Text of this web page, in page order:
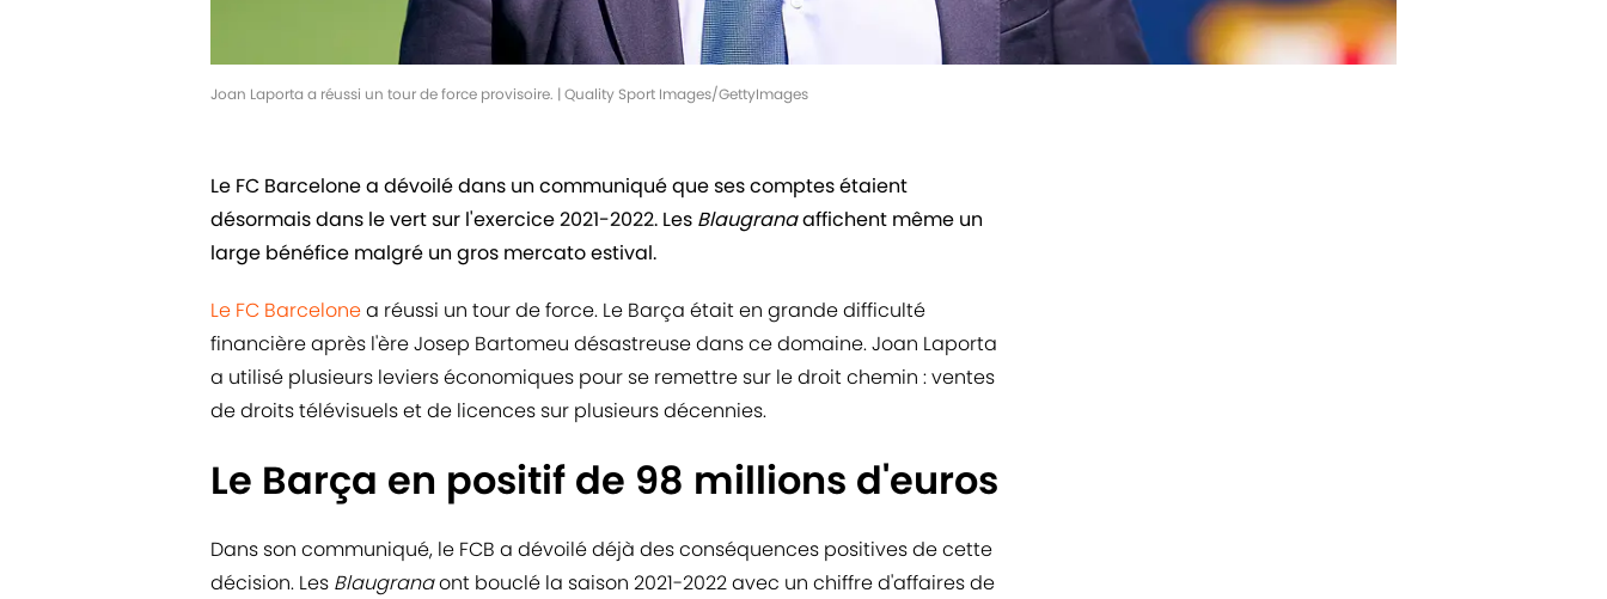
Joan Laporta a réussi un tour de force provisoire. | Quality Sport Images/GettyImages
Le FC Barcelone a dévoilé dans un communiqué que ses comptes étaient
désormais dans le vert sur l'exercice 2021-2022. Les Blaugranaaffichent même un
large bénéfice malgré un gros mercato estival.
Le FC Barcelonea réussi un tour de force. Le Barça était en grande difficulté
financière après l'ère Josep Bartomeu désastreuse dans ce domaine. Joan Laporta
a utilisé plusieurs leviers économiques pour se remettre sur le droit chemin : ventes
de droits télévisuels et de licences sur plusieurs décennies.
Le Barça en positif de 98 millions d'euros
Dans son communiqué, le FCB a dévoilé déjà des conséquences positives de cette
décision. Les Blaugranaont bouclé la saison 2021-2022 avec un chiffre d'affaires de